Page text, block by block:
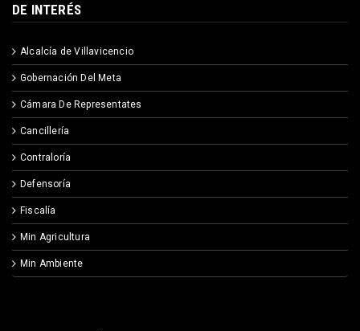
DE INTERÉS
Alcalcía de Villavicencio
Gobernación Del Meta
Cámara De Representates
Cancillería
Contraloría
Defensoría
Fiscalía
Min Agricultura
Min Ambiente